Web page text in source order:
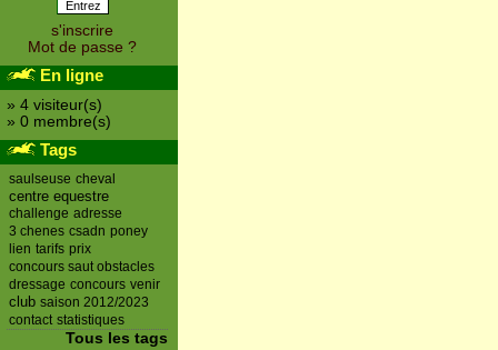
s'inscrire
Mot de passe ?
En ligne
» 4 visiteur(s)
» 0 membre(s)
Tags
saulseuse cheval
centre equestre
challenge adresse
3 chenes csadn poney
lien tarifs prix
concours saut obstacles
dressage concours venir
club saison 2012/2023
contact statistiques
Tous les tags